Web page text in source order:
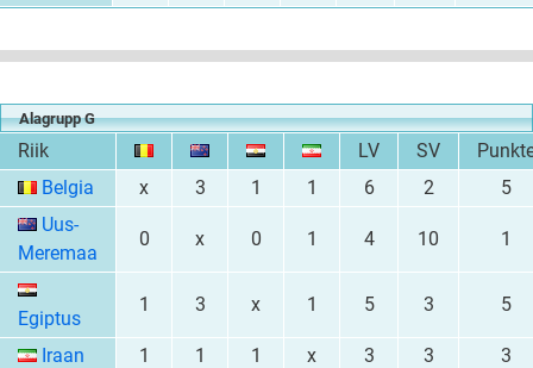
Alagrupp G
Riik LV SV
Belgia
x 3 1 1 6 2
5
Uus-
Meremaa
0 x 0 1 4 10 1
Egiptus
1 3 x 1 5 3 5
Iraan 1 1 1 x 3 3 3